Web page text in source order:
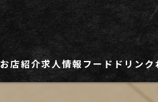
お店紹介求人情報フード ドリンク